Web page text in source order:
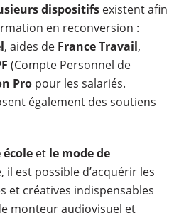
dispositifs existent afin
en reconversion :
, aides de France Travail,
(Compte Personnel de
Pro pour les salariés.
également des soutiens
et le mode de
il est possible d’acquérir les
et créatives indispensables
monteur audiovisuel et